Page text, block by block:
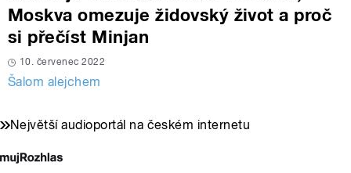
Moskva omezuje židovský život a proč
si přečíst Minjan
10. červenec 2022
Šalom alejchem
Největší audioportál na českém internetu